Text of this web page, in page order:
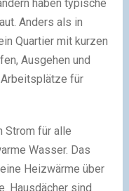
haben typische
Anders als in
Quartier mit kurzen
Ausgehen und
für
Strom für alle
Wasser. Das
Heizwärme über
Hausdächer sind